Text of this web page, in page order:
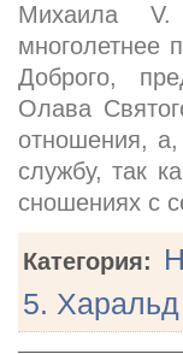
Михаила V.
многолетнее
Доброго,
Олава
отношения, а,
службу, так
сношениях с
Категория:
5.